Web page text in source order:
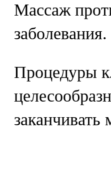
Массаж
заболевания.
Процедуры